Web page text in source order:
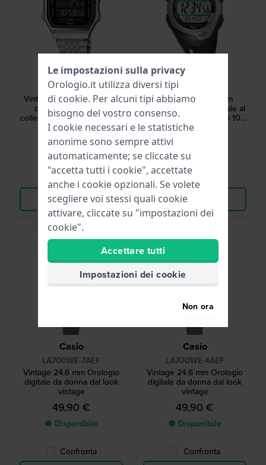
Casio
ABL-100WE-1BEF
Vintage 37.9 mm Orologio
dal look vintage con
collegamento Bluetooth per
smartphone
79,90 €
● Disponibile
Confronta
Vedi i prodotti
Casio
STR-300C-1VEF
Retro Sport 35.2 mm
Orologio sportivo digitale al
quarzo con batteria di 10
anni
49,90 €
● Disponibile
Confronta
Vedi i prodotti
Casio
LA700WE-7AEF
Vintage 24.6 mm Orologio
digitale da donna dal look
vintage
49,90 €
● Disponibile
Confronta
Casio
LA700WE-4AEF
Vintage 24.6 mm Orologio
digitale da donna dal look
vintage
49,90 €
● Disponibile
Confronta
Le impostazioni sulla privacy
Orologio.it utilizza diversi tipi
di cookie. Per alcuni tipi abbiamo
bisogno del vostro consenso.
I cookie necessari e le statistiche
anonime sono sempre attivi
automaticamente; se cliccate su
"accetta tutti i cookie", accettate
anche i cookie opzionali. Se volete
scegliere voi stessi quali cookie
attivare, cliccate su "impostazioni dei
cookie".
Accettare tutti
Impostazioni dei cookie
Non ora